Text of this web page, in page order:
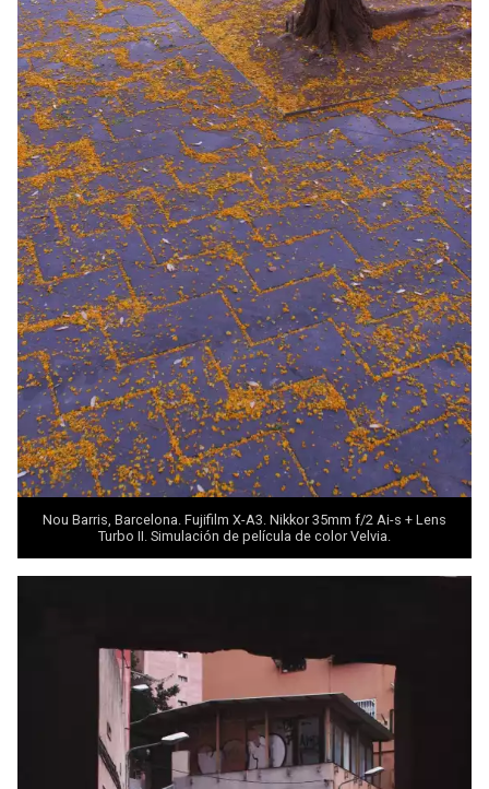
Nou Barris, Barcelona. Fujifilm X-A3. Nikkor 35mm f/2 Ai-s + Lens
Turbo II . Simulación de película de color Velvia.